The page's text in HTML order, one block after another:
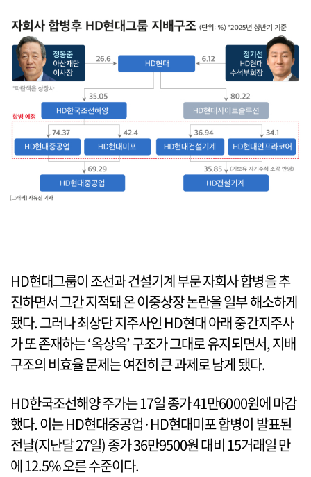
HD현대그룹이 조선과 건설기계 부문 자회사 합병을 추
진하면서 그간 지적돼 온 이중상장 논란을 일부 해소하게
됐다. 그러나 최상단 지주사인 HD현대 아래 중간지주사
가 또 존재하는 ‘옥상옥’ 구조가 그대로 유지되면서, 지배
구조의 비효율 문제는 여전히 큰 과제로 남게 됐다.
HD한국조선해양 주가는 17일 종가 41만6000원에 마감
했다. 이는 HD현대중공업·HD현대미포 합병이 발표된
전날(지난달 27일) 종가 36만9500원 대비 15거래일 만
에 12.5% 오른 수준이다.